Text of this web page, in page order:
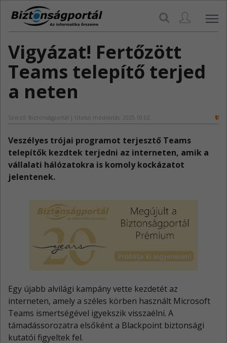
Vigyázat! Fertőzött
Teams telepítő terjed
a neten
Szerző: Biztonságportál | Utolsó módosítás: 2025.10.02.
​Veszélyes trójai programot terjesztő Teams
telepítők kezdtek terjedni az interneten, amik a
vállalati hálózatokra is komoly kockázatot
jelentenek.
Egy újabb alvilági kampány vette kezdetét az
interneten, amely a széles körben használt Microsoft
Teams ismertségével igyekszik visszaélni. A
támadássorozatra elsőként a Blackpoint biztonsági
kutatói figyeltek fel.